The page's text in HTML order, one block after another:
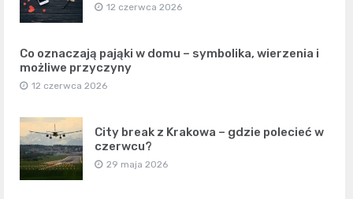
12 czerwca 2026
Co oznaczają pająki w domu – symbolika, wierzenia i
możliwe przyczyny
12 czerwca 2026
City break z Krakowa – gdzie polecieć w
czerwcu?
29 maja 2026